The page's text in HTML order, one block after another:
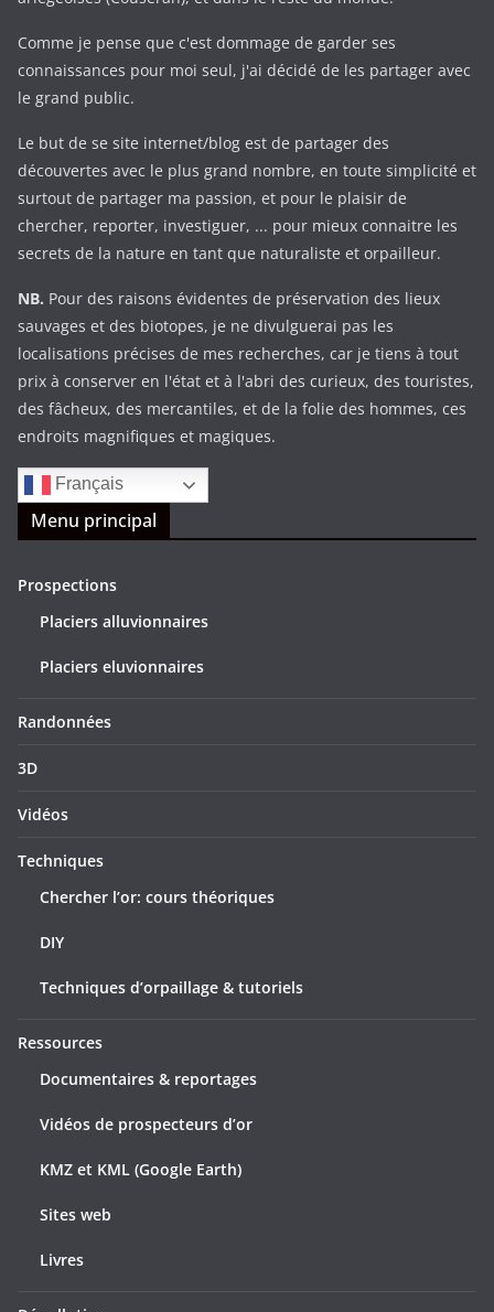
Comme je pense que c'est dommage de garder ses
connaissances pour moi seul, j'ai décidé de les partager avec
le grand public.
Le but de se site internet/blog est de partager des
découvertes avec le plus grand nombre, en toute simplicité et
surtout de partager ma passion, et pour le plaisir de
chercher, reporter, investiguer, ... pour mieux connaitre les
secrets de la nature en tant que naturaliste et orpailleur.
NB. Pour des raisons évidentes de préservation des lieux
sauvages et des biotopes, je ne divulguerai pas les
localisations précises de mes recherches, car je tiens à tout
prix à conserver en l'état et à l'abri des curieux, des touristes,
des fâcheux, des mercantiles, et de la folie des hommes, ces
endroits magnifiques et magiques.
Français
Menu principal
Prospections
Placiers alluvionnaires
Placiers eluvionnaires
Randonnées
3D
Vidéos
Techniques
Chercher l’or: cours théoriques
DIY
Techniques d’orpaillage & tutoriels
Ressources
Documentaires & reportages
Vidéos de prospecteurs d’or
KMZ et KML (Google Earth)
Sites web
Livres